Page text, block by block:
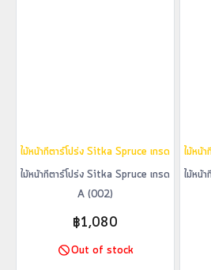
ไม้หน้ากีตาร์โปร่ง Sitka Spruce เกรด A (002)
ไม้หน้ากีตาร์โปร่ง Sitka Spruce เกรด
A (002)
฿1,080
Out of stock
ไม้หน้
ไม้หน้